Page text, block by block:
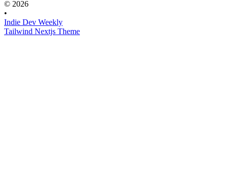
© 2026
•
Indie Dev Weekly
Tailwind Nextjs Theme